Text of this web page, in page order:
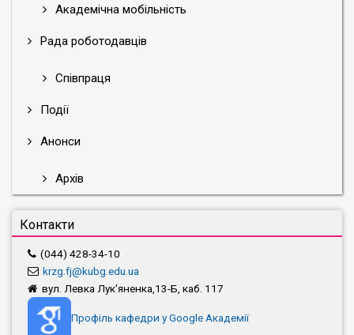
Академічна мобільність
Рада роботодавців
Співпраця
Події
Анонси
Архів
Контакти
(044) 428-34-10
krzg.fj@kubg.edu.ua
вул. Левка Лук'яненка,13-Б, каб. 117
Профіль кафедри у Google Академії